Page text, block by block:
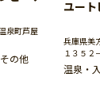
泉町芦屋
の他
ユー
兵庫県美
１３５２
温泉・